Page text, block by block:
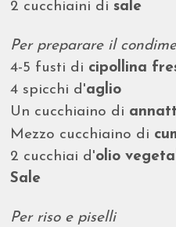
2 cucchiaini disale
Per preparare il
4-5 fusti di cipollina
4 spicchi d'aglio
Un cucchiaino di
Mezzo cucchiaino di
2 cucchiai d'olio
Sale
Per riso e piselli